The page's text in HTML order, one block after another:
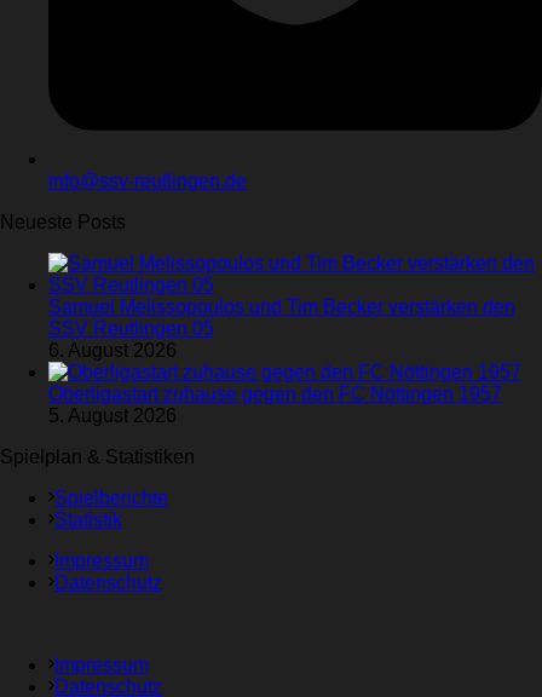
info@ssv-reutlingen.de
Neueste Posts
Samuel Melissopoulos und Tim Becker verstärken den
SSV Reutlingen 05
6. August 2026
Oberligastart zuhause gegen den FC Nöttingen 1957
5. August 2026
Spielplan & Statistiken
Spielberichte
Statistik
Impressum
Datenschutz
Impressum
Datenschutz